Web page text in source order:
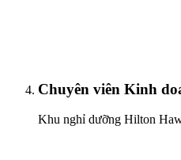
Chuyên viên Kinh
Khu nghỉ dưỡng Hilton